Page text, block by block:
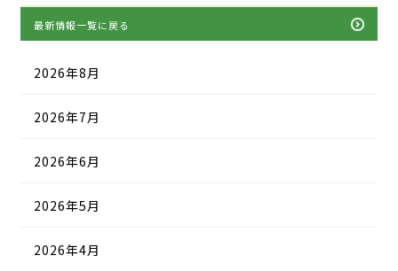
最新情報一覧に戻る
2026年8月
2026年7月
2026年6月
2026年5月
2026年4月